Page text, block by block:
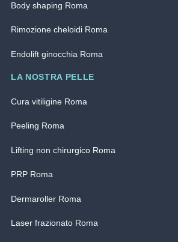
Body shaping Roma
Rimozione cheloidi Roma
Endolift ginocchia Roma
LA NOSTRA PELLE
Cura vitiligine Roma
Peeling Roma
Lifting non chirurgico Roma
PRP Roma
Dermaroller Roma
Laser frazionato Roma